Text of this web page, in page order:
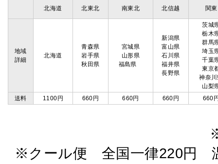
北海道 北東北 南東北 北信越 関東
地域
詳細
北海道
青森県
岩手県
秋田県
宮城県
山形県
福島県
新潟県
富山県
石川県
福井県
長野県
茨城
栃木
群馬
埼玉
千葉
東京
神奈
山梨
送料
1100円 660円 660円 660円 660
※クール便 全国一律220円